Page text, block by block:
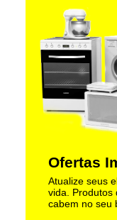
Ofertas
Atualize seus
vida. Produtos
cabem no seu